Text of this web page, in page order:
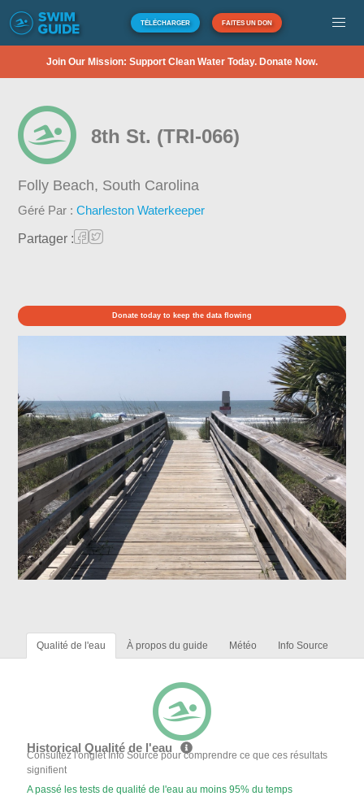
TÉLÉCHARGER FAITES UN DON
Join Our Mission: Support Clean Water Today. Donate Now.
8th St. (TRI-066)
Folly Beach, South Carolina
Géré Par :Charleston Waterkeeper
Partager :
Donate today to keep the data flowing
Qualité de l'eau À propos du guide Météo Info Source
Historical Qualité de l'eau
Consultez l'onglet Info Source pour comprendre ce que ces résultats
signifient
A passé les tests de qualité de l'eau au moins 95% du temps